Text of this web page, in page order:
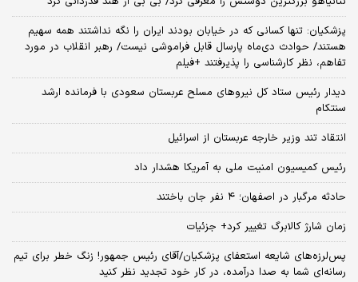
پزشکیان: تنها کسانی که در خیابان بودند ایران را نگه نداشتند همه سهیم
هستند/ حوادث دی‌ماه پارسال قابل فراموشی نیست/ رهبر انقلاب در مورد
تفاهم، نظر کارشناسی را پذیرفتند +فیلم
دیدار رئیس ستاد کل نیروهای مسلح عربستان سعودی با فرمانده ارشد
سنتکام
انتقاد تند وزیر خارجه عربستان از اسرائیل
رئیس کمیسیون امنیت ملی به آمریکا هشدار داد
حادثه مرگبار در اصفهان؛ ۴ نفر جان باختند
زمان شارژ کالابرگ تغییر کرد+ جزئیات
پس‌لرزه‌های شایعه استعفای پزشکیان/آقای رئیس جمهور! زنگ خطر برای تیم
رسانه‌ای شما به صدا درآمده، در کار خود تجدید نظر کنید